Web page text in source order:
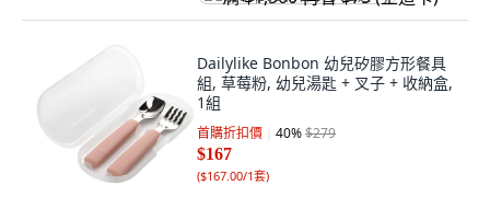
Dailylike Bonbon 幼兒矽膠方形餐具
組, 草莓粉, 幼兒湯匙 + 叉子 + 收納盒,
1組
首購折扣價 40%$279
$167
($167.00/1套)